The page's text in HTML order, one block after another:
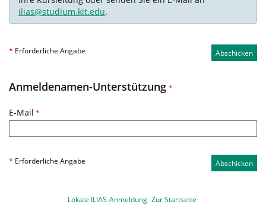
ilias@studium.kit.edu.
Abschicken
* Erforderliche Angabe
Anmeldenamen-Unterstützung *
E-Mail *
* Erforderliche Angabe Abschicken
Lokale ILIAS-Anmeldung Zur Startseite